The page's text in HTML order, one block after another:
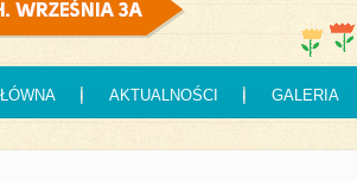
AKTUALNOŚCI GALERIA